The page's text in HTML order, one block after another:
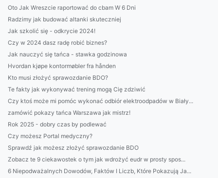
Oto Jak Wreszcie raportować do cbam W 6 Dni
Radzimy jak budować altanki skuteczniej
Jak szkolić się - odkrycie 2024!
Czy w 2024 dasz radę robić biznes?
Jak nauczyć się tańca - stawka godzinowa
Hvordan kjøpe kontormøbler fra hånden
Kto musi złożyć sprawozdanie BDO?
Te fakty jak wykonywać trening mogą Cię zdziwić
Czy ktoś może mi pomóc wykonać odbiór elektroodpadów w Biały...
zamówić pokazy tańca Warszawa jak mistrz!
Rok 2025 - dobry czas by podlewać
Czy możesz Portal medyczny?
Sprawdź jak możesz złożyć sprawozdanie BDO
Zobacz te 9 ciekawostek o tym jak wdrożyć eudr w prosty spos...
6 Niepodważalnych Dowodów, Faktów I Liczb, Które Pokazują Ja...